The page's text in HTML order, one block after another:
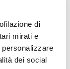
di
mirati e
dei social